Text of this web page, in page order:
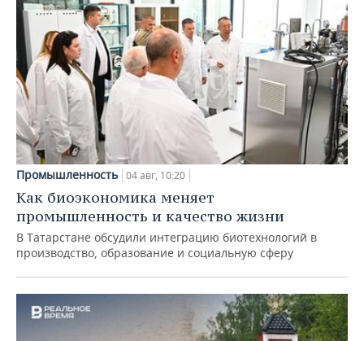
Промышленность 04 авг, 10:20
Как биоэкономика меняет
промышленность и качество жизни
В Татарстане обсудили интеграцию биотехнологий в
производство, образование и социальную сферу